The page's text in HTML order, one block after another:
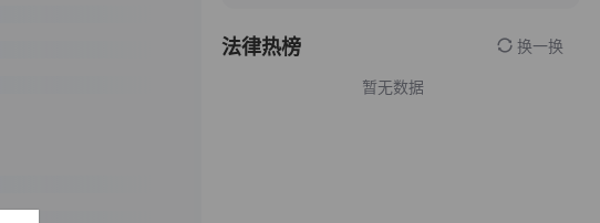
法律热榜 换一换
暂无数据